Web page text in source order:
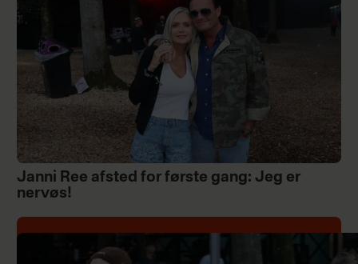
Janni Ree afsted for første gang: Jeg er
nervøs!